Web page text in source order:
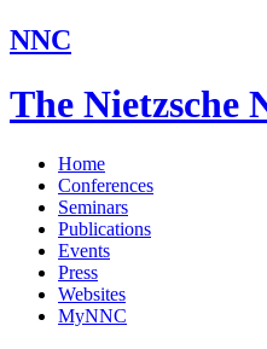
NNC
The Nietzsche
Home
Conferences
Seminars
Publications
Events
Press
Websites
MyNNC